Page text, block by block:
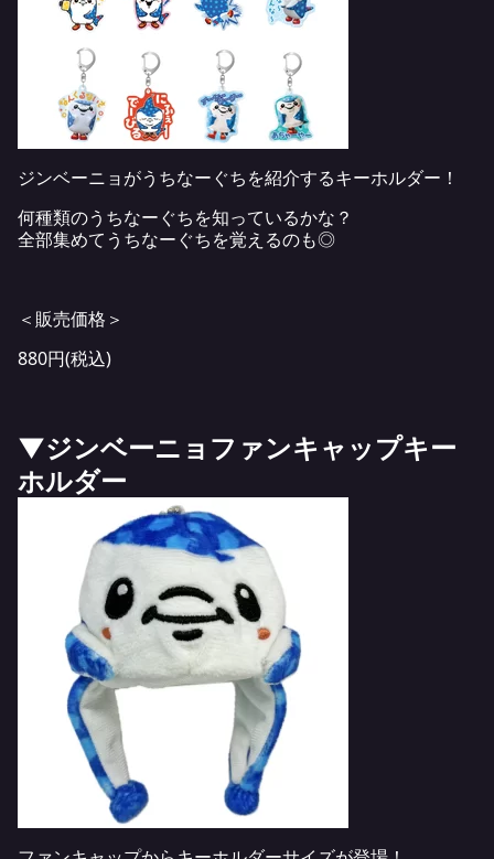
ジンベーニョがうちなーぐちを紹介するキーホルダー！
何種類のうちなーぐちを知っているかな？
全部集めてうちなーぐちを覚えるのも◎
＜販売価格＞
880円(税込)
▼ジンベーニョファンキャップキー
ホルダー